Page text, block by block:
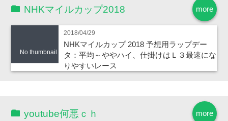
more
NHKマイルカップ2018
No thumbnail
2018/04/29
NHKマイルカップ 2018 予想用ラップデー
タ：平均～ややハイ、仕掛けはＬ３最速にな
りやすいレース
more
youtube何悪ｃｈ